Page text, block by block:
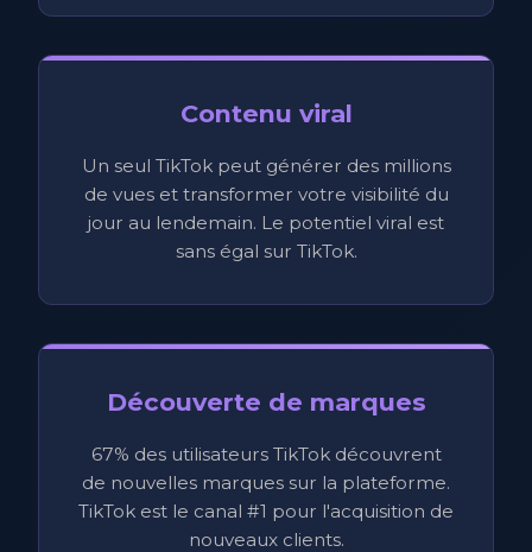
Contenu viral
Un seul TikTok peut générer des millions
de vues et transformer votre visibilité du
jour au lendemain. Le potentiel viral est
sans égal sur TikTok.
Découverte de marques
67% des utilisateurs TikTok découvrent
de nouvelles marques sur la plateforme.
TikTok est le canal #1 pour l'acquisition de
nouveaux clients.